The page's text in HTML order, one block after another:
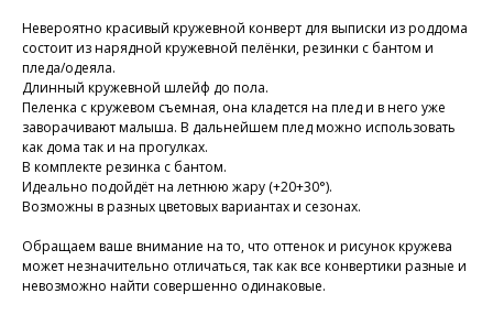
Невероятно красивый кружевной конверт для выписки из роддома
состоит из нарядной кружевной пелёнки, резинки с бантом и
пледа/одеяла.
Длинный кружевной шлейф до пола.
Пеленка с кружевом съемная, она кладется на плед и в него уже
заворачивают малыша. В дальнейшем плед можно использовать
как дома так и на прогулках.
В комплекте резинка с бантом.
Идеально подойдёт на летнюю жару (+20+30°).
Возможны в разных цветовых вариантах и сезонах.
Обращаем ваше внимание на то, что оттенок и рисунок кружева
может незначительно отличаться, так как все конвертики разные и
невозможно найти совершенно одинаковые.